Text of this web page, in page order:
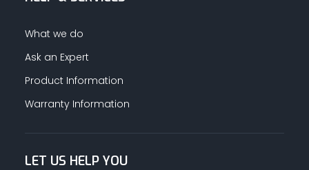
What we do
Ask an Expert
Product Information
Warranty Information
LET US HELP YOU